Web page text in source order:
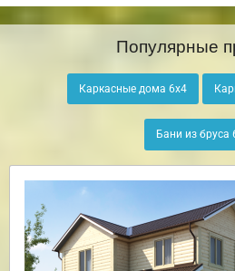
Популярные
Каркасные дома 6х4
Бани из бруса